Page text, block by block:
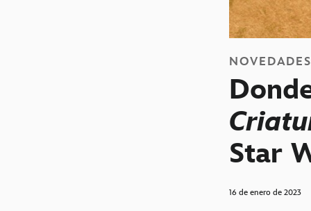
NOVEDADES
Star
16 de enero de 2023